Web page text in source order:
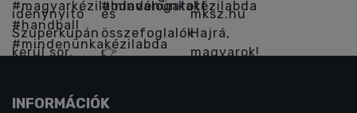
INFORMÁCIÓK